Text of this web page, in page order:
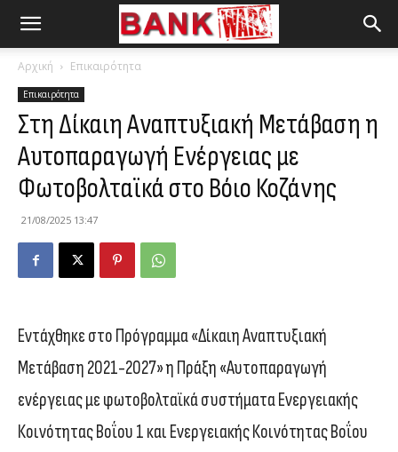
Αρχική Επικαιρότητα
Επικαιρότητα
Στη Δίκαιη Αναπτυξιακή Μετάβαση η
Αυτοπαραγωγή Ενέργειας με
Φωτοβολταϊκά στο Βόιο Κοζάνης
21/08/2025 13:47
Εντάχθηκε στο Πρόγραμμα «Δίκαιη Αναπτυξιακή
Μετάβαση 2021-2027» η Πράξη «Αυτοπαραγωγή
ενέργειας με φωτοβολταϊκά συστήματα Ενεργειακής
Κοινότητας Βοΐου 1 και Ενεργειακής Κοινότητας Βοΐου